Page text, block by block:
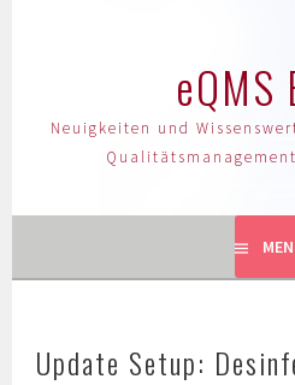
eQMS
Neuigkeiten und
Update Setup: